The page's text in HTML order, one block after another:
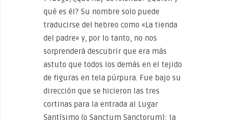
qué es él? Su nombre solo puede
traducirse del hebreo como «La tienda
del padre» y, por lo tanto, no nos
sorprenderá descubrir que era más
astuto que todos los demás en el tejido
de figuras en tela púrpura. Fue bajo su
dirección que se hicieron las tres
cortinas para la entrada al Lugar
Santísimo (o Sanctum Sanctorum): la